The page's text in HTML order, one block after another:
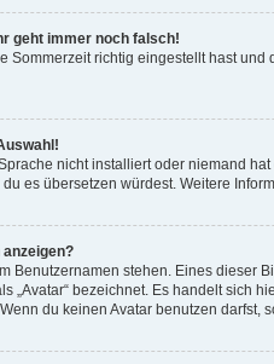
geht immer noch falsch!
Sommerzeit richtig eingestellt hast
nicht installiert oder niemand
es übersetzen würdest. Weitere
Benutzernamen stehen. Eines dieser
„Avatar“ bezeichnet. Es handelt sich
du keinen Avatar benutzen darfst,